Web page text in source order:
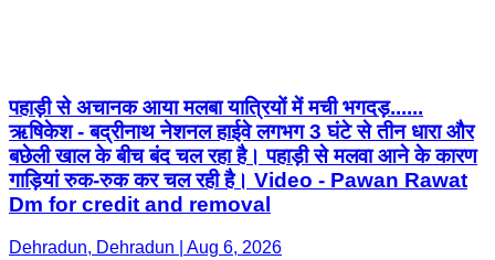
पहाड़ी से अचानक आया मलबा यात्रियों में मची भगदड़......
ऋषिकेश - बद्रीनाथ नेशनल हाईवे लगभग 3 घंटे से तीन धारा और
बछेली खाल के बीच बंद चल रहा है। पहाड़ी से मलवा आने के कारण
गाड़ियां रुक-रुक कर चल रही है। Video - Pawan Rawat
Dm for credit and removal
Dehradun, Dehradun | Aug 6, 2026